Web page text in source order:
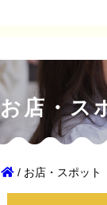
お店・ス
/ お店・スポット